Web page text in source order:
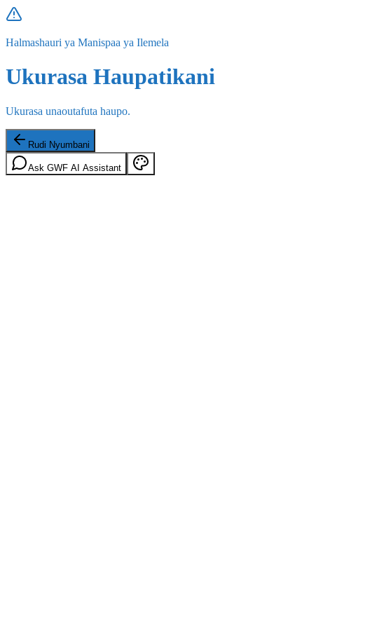
Halmashauri ya Manispaa ya Ilemela
Ukurasa Haupatikani
Ukurasa unaoutafuta haupo.
Rudi Nyumbani
Ask GWF AI Assistant